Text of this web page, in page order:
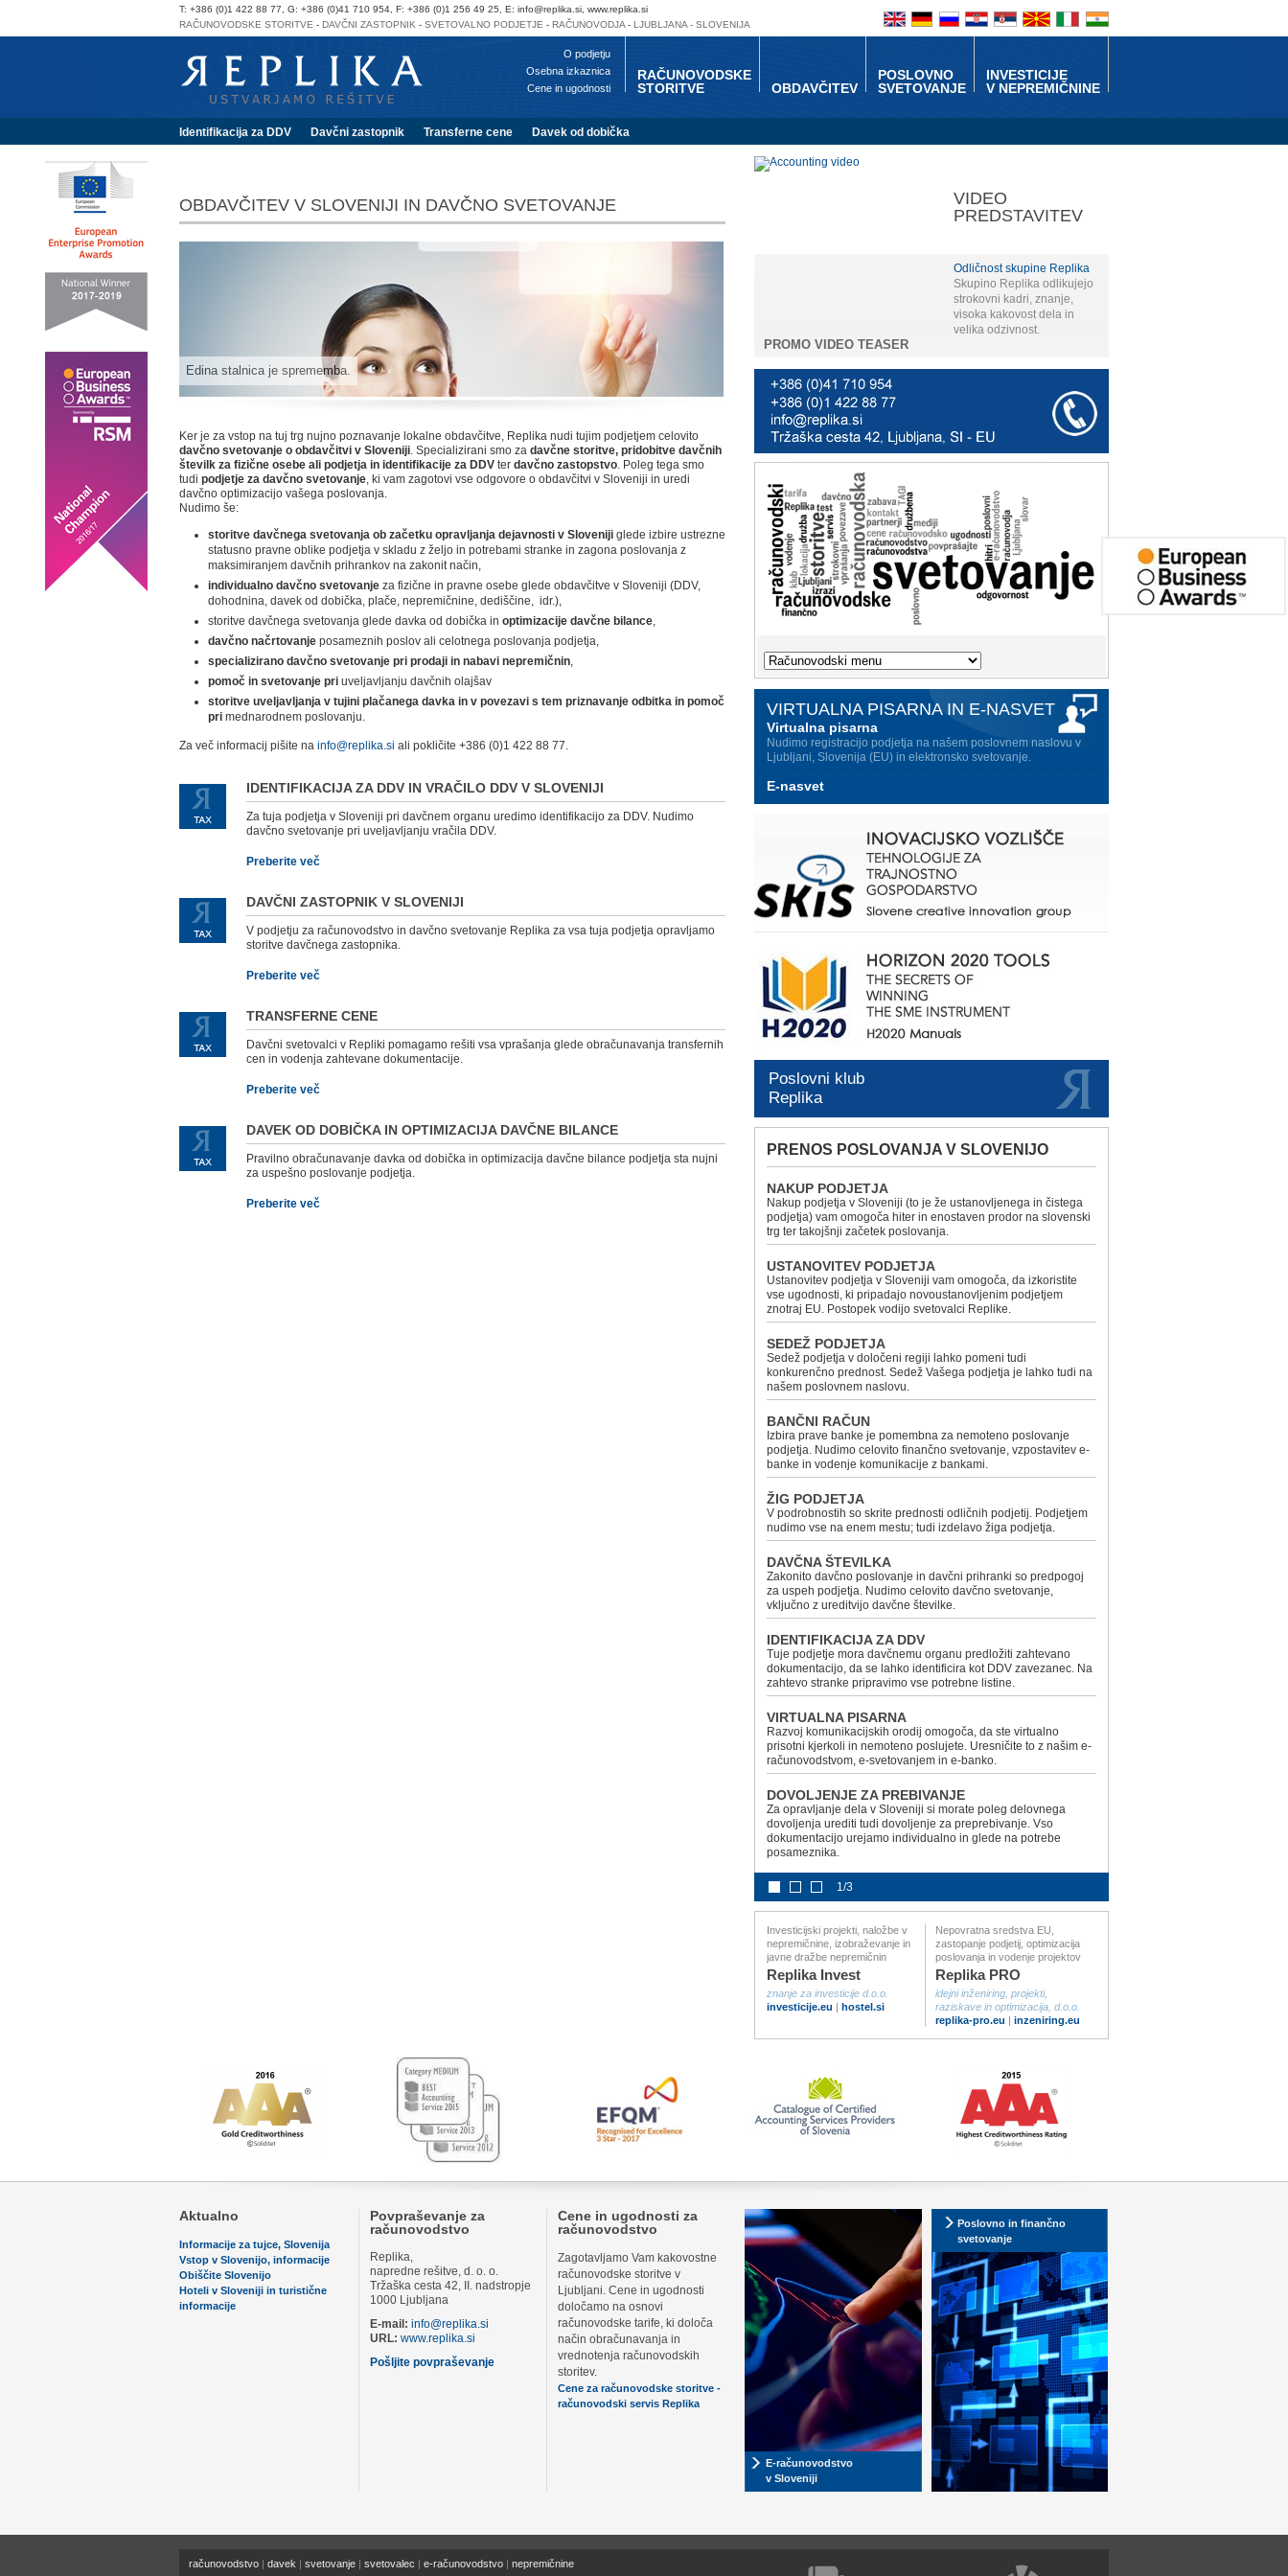
T: +386 (0)1 422 88 77, G: +386 (0)41 710 954, F: +386 (0)1 256 49 25, E: info@replika.si www.replika.si
RAČUNOVODSKE STORITVE - DAVČNI ZASTOPNIK - SVETOVALNO PODJETJE - RAČUNOVODJA - LJUBLJANA - SLOVENIJA
O podjetju
Osebna izkaznica
Cene in ugodnosti
RAČUNOVODSKE
STORITVE
OBDAVČITEV
POSLOVNO
SVETOVANJE
INVESTICIJE
V NEPREMIČNINE
Identifikacija za DDV Davčni zastopnik Transferne cene Davek od dobička
OBDAVČITEV V SLOVENIJI IN DAVČNO SVETOVANJE
Edina stalnica je sprememba.
Ker je za vstop na tuj trg nujno poznavanje lokalne obdavčitve, Replika nudi tujim podjetjem celovito
davčno svetovanje o obdavčitvi v Sloveniji. Specializirani smo za davčne storitve, pridobitve davčnih
številk za fizične osebe ali podjetja in identifikacije za DDV ter davčno zastopstvo. Poleg tega smo
tudi podjetje za davčno svetovanje, ki vam zagotovi vse odgovore o obdavčitvi v Sloveniji in uredi
davčno optimizacijo vašega poslovanja.
Nudimo še:
storitve davčnega svetovanja ob začetku opravljanja dejavnosti v Sloveniji glede izbire ustrezne
statusno pravne oblike podjetja v skladu z željo in potrebami stranke in zagona poslovanja z
maksimiranjem davčnih prihrankov na zakonit način,
individualno davčno svetovanje za fizične in pravne osebe glede obdavčitve v Sloveniji (DDV,
dohodnina, davek od dobička, plače, nepremičnine, dediščine, idr.),
storitve davčnega svetovanja glede davka od dobička in optimizacije davčne bilance,
davčno načrtovanje posameznih poslov ali celotnega poslovanja podjetja,
specializirano davčno svetovanje pri prodaji in nabavi nepremičnin,
pomoč in svetovanje pri uveljavljanju davčnih olajšav
storitve uveljavljanja v tujini plačanega davka in v povezavi s tem priznavanje odbitka in pomoč
pri mednarodnem poslovanju.
Za več informacij pišite na info@replika.si ali pokličite +386 (0)1 422 88 77.
IDENTIFIKACIJA ZA DDV IN VRAČILO DDV V SLOVENIJI
Za tuja podjetja v Sloveniji pri davčnem organu uredimo identifikacijo za DDV. Nudimo
davčno svetovanje pri uveljavljanju vračila DDV.
Preberite več
DAVČNI ZASTOPNIK V SLOVENIJI
V podjetju za računovodstvo in davčno svetovanje Replika za vsa tuja podjetja opravljamo
storitve davčnega zastopnika.
Preberite več
TRANSFERNE CENE
Davčni svetovalci v Repliki pomagamo rešiti vsa vprašanja glede obračunavanja transfernih
cen in vodenja zahtevane dokumentacije.
Preberite več
DAVEK OD DOBIČKA IN OPTIMIZACIJA DAVČNE BILANCE
Pravilno obračunavanje davka od dobička in optimizacija davčne bilance podjetja sta nujni
za uspešno poslovanje podjetja.
Preberite več
VIDEO
PREDSTAVITEV
PROMO VIDEO TEASER
Odličnost skupine Replika
Skupino Replika odlikujejo
strokovni kadri, znanje,
visoka kakovost dela in
velika odzivnost.
VIRTUALNA PISARNA IN E-NASVET
Virtualna pisarna
Nudimo registracijo podjetja na našem poslovnem naslovu v
Ljubljani, Slovenija (EU) in elektronsko svetovanje.
E-nasvet
Poslovni klub
Replika
PRENOS POSLOVANJA V SLOVENIJO
NAKUP PODJETJA
Nakup podjetja v Sloveniji (to je že ustanovljenega in čistega
podjetja) vam omogoča hiter in enostaven prodor na slovenski
trg ter takojšnji začetek poslovanja.
USTANOVITEV PODJETJA
Ustanovitev podjetja v Sloveniji vam omogoča, da izkoristite
vse ugodnosti, ki pripadajo novoustanovljenim podjetjem
znotraj EU. Postopek vodijo svetovalci Replike.
SEDEŽ PODJETJA
Sedež podjetja v določeni regiji lahko pomeni tudi
konkurenčno prednost. Sedež Vašega podjetja je lahko tudi na
našem poslovnem naslovu.
BANČNI RAČUN
Izbira prave banke je pomembna za nemoteno poslovanje
podjetja. Nudimo celovito finančno svetovanje, vzpostavitev e-
banke in vodenje komunikacije z bankami.
ŽIG PODJETJA
V podrobnostih so skrite prednosti odličnih podjetij. Podjetjem
nudimo vse na enem mestu; tudi izdelavo žiga podjetja.
DAVČNA ŠTEVILKA
Zakonito davčno poslovanje in davčni prihranki so predpogoj
za uspeh podjetja. Nudimo celovito davčno svetovanje,
vključno z ureditvijo davčne številke.
IDENTIFIKACIJA ZA DDV
Tuje podjetje mora davčnemu organu predložiti zahtevano
dokumentacijo, da se lahko identificira kot DDV zavezanec. Na
zahtevo stranke pripravimo vse potrebne listine.
VIRTUALNA PISARNA
Razvoj komunikacijskih orodij omogoča, da ste virtualno
prisotni kjerkoli in nemoteno poslujete. Uresničite to z našim e-
računovodstvom, e-svetovanjem in e-banko.
DOVOLJENJE ZA PREBIVANJE
Za opravljanje dela v Sloveniji si morate poleg delovnega
dovoljenja urediti tudi dovoljenje za preprebivanje. Vso
dokumentacijo urejamo individualno in glede na potrebe
posameznika.
1/3
Investicijski projekti, naložbe v
nepremičnine, izobraževanje in
javne dražbe nepremičnin
Replika Invest
znanje za investicije d.o.o.
investicije.eu | hostel.si
Nepovratna sredstva EU,
zastopanje podjetij, optimizacija
poslovanja in vodenje projektov
Replika PRO
idejni inženiring, projekti,
raziskave in optimizacija, d.o.o.
replika-pro.eu | inzeniring.eu
Aktualno
Informacije za tujce, Slovenija
Vstop v Slovenijo, informacije
Obiščite Slovenijo
Hoteli v Sloveniji in turistične
informacije
Povpraševanje za
računovodstvo
Replika,
napredne rešitve, d. o. o.
Tržaška cesta 42, II. nadstropje
1000 Ljubljana
E-mail: info@replika.si
URL: www.replika.si
Pošljite povpraševanje
Cene in ugodnosti za
računovodstvo
Zagotavljamo Vam kakovostne
računovodske storitve v
Ljubljani. Cene in ugodnosti
določamo na osnovi
računovodske tarife, ki določa
način obračunavanja in
vrednotenja računovodskih
storitev.
Cene za računovodske storitve -
računovodski servis Replika
E-računovodstvo
v Sloveniji
Poslovno in finančno
svetovanje
računovodstvo | davek | svetovanje | svetovalec | e-računovodstvo | nepremičnine